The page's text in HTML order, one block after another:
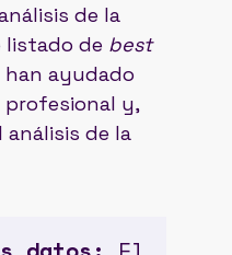
de la
listado de best
ayudado
y,
de la